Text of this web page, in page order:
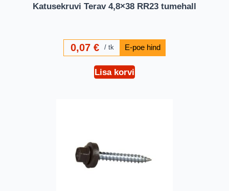
Katusekruvi Terav 4,8×38 RR23 tumehall
0,07€ tk
Lisa korvi